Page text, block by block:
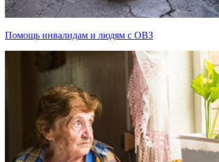
Помощь инвалидам и людям с ОВЗ